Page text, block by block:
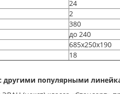
24
2
380
до 240
685х250х190
18
другими популярными